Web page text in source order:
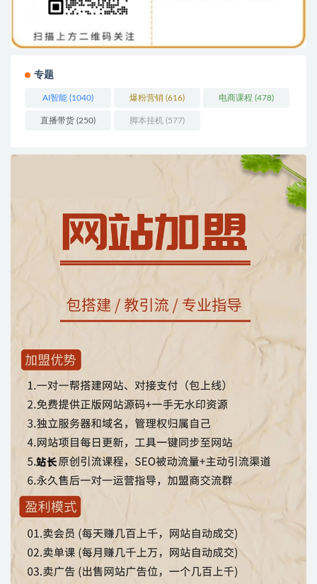
专题
AI智能 (1040) 爆粉营销 (616) 电商课程 (478)
直播带货 (250) 脚本挂机 (577)